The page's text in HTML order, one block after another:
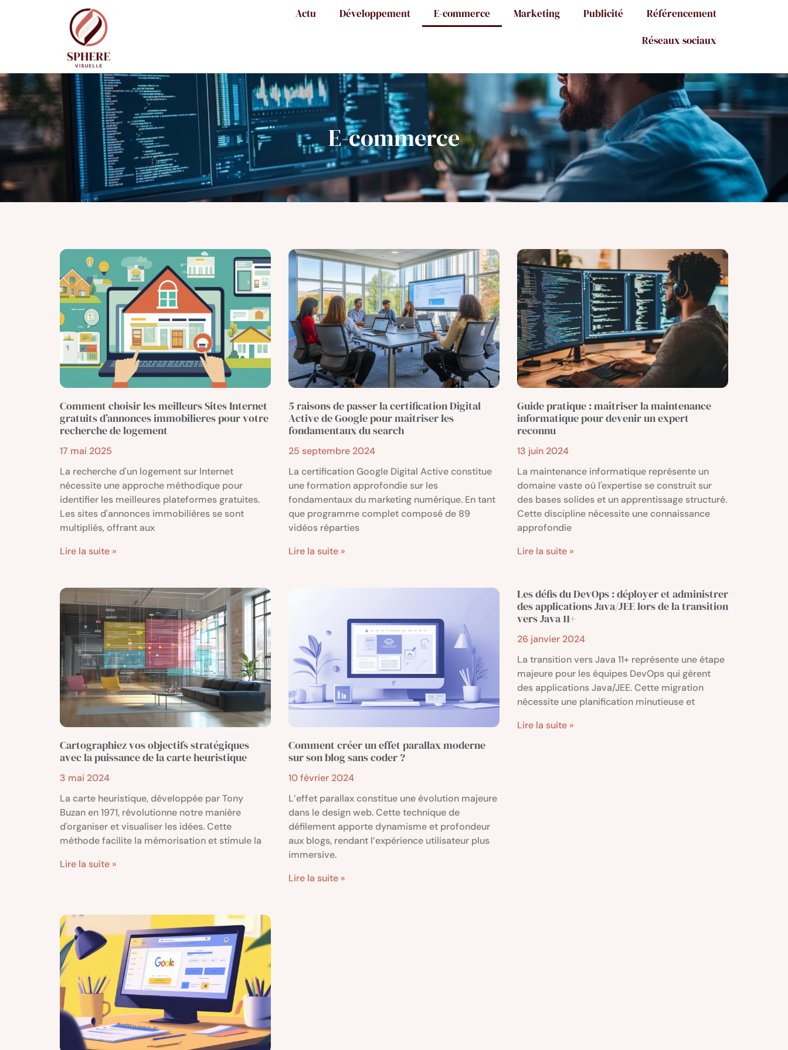
Actu Développement E-commerce Marketing Publicité
Référencement
Réseaux sociaux
E-commerce
Comment choisir les meilleurs Sites Internet
gratuits d’annonces immobilieres pour votre
recherche de logement
17 mai 2025
La recherche d'un logement sur Internet
nécessite une approche méthodique pour
identifier les meilleures plateformes gratuites.
Les sites d'annonces immobilières se sont
multipliés, offrant aux
Lire la suite »
5 raisons de passer la certification Digital
Active de Google pour maîtriser les
fondamentaux du search
25 septembre 2024
La certification Google Digital Active constitue
une formation approfondie sur les
fondamentaux du marketing numérique. En tant
que programme complet composé de 89
vidéos réparties
Lire la suite »
Guide pratique : maîtriser la maintenance
informatique pour devenir un expert
reconnu
13 juin 2024
La maintenance informatique représente un
domaine vaste où l'expertise se construit sur
des bases solides et un apprentissage structuré.
Cette discipline nécessite une connaissance
approfondie
Lire la suite »
Cartographiez vos objectifs stratégiques
avec la puissance de la carte heuristique
3 mai 2024
La carte heuristique, développée par Tony
Buzan en 1971, révolutionne notre manière
d'organiser et visualiser les idées. Cette
méthode facilite la mémorisation et stimule la
Lire la suite »
Comment créer un effet parallax moderne
sur son blog sans coder ?
10 février 2024
L’effet parallax constitue une évolution majeure
dans le design web. Cette technique de
défilement apporte dynamisme et profondeur
aux blogs, rendant l’expérience utilisateur plus
immersive.
Lire la suite »
Les défis du DevOps : déployer et administrer
des applications Java/JEE lors de la transition
vers Java 11+
26 janvier 2024
La transition vers Java 11+ représente une étape
majeure pour les équipes DevOps qui gèrent
des applications Java/JEE. Cette migration
nécessite une planification minutieuse et
Lire la suite »